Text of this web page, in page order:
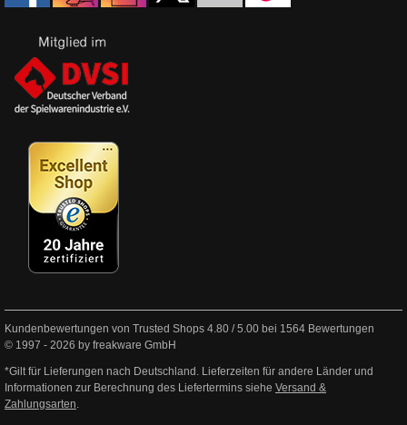
Kundenbewertungen von Trusted Shops 4.80 /5.00 bei 1564 Bewertungen
© 1997 - 2026 by freakware GmbH
*Gilt für Lieferungen nach Deutschland. Lieferzeiten für andere Länder und
Informationen zur Berechnung des Liefertermins siehe Versand &
Zahlungsarten.